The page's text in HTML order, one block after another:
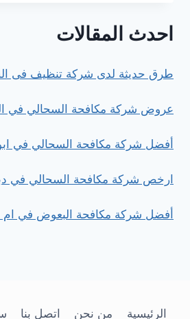
صناعي
احدث المقالات
طرق حديثة لدى شركة تنظيف فى
عروض شركة مكافحة السحالي في
أفضل شركة مكافحة السحالي في
ارخص شركة مكافحة السحالي في
أفضل شركة مكافحة البعوض في ام
الرئيسية من نحن اتصل بنا